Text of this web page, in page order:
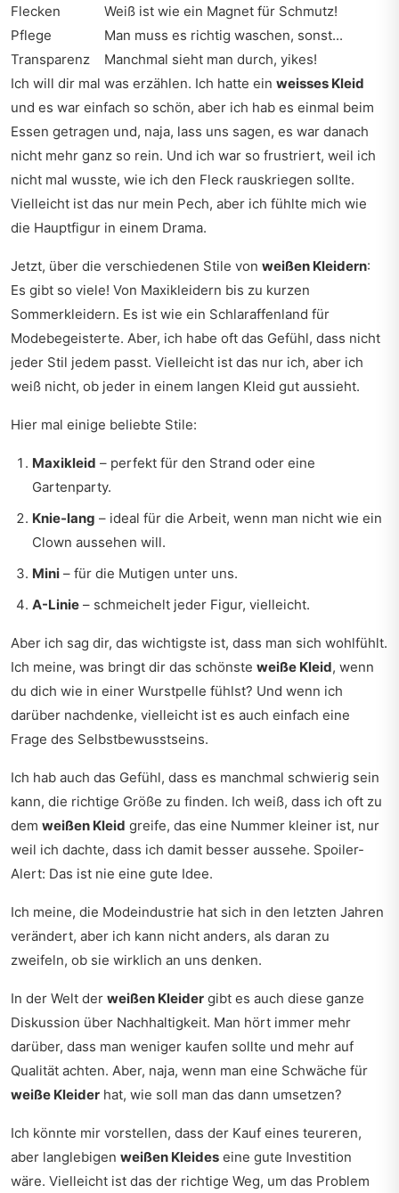
Flecken
Weiß ist wie ein Magnet für Schmutz!
Pflege
Man muss es richtig waschen, sonst...
Transparenz
Manchmal sieht man durch, yikes!
Ich will dir mal was erzählen. Ich hatte ein weisses Kleid
und es war einfach so schön, aber ich hab es einmal beim
Essen getragen und, naja, lass uns sagen, es war danach
nicht mehr ganz so rein. Und ich war so frustriert, weil ich
nicht mal wusste, wie ich den Fleck rauskriegen sollte.
Vielleicht ist das nur mein Pech, aber ich fühlte mich wie
die Hauptfigur in einem Drama.
Jetzt, über die verschiedenen Stile von weißen Kleidern:
Es gibt so viele! Von Maxikleidern bis zu kurzen
Sommerkleidern. Es ist wie ein Schlaraffenland für
Modebegeisterte. Aber, ich habe oft das Gefühl, dass nicht
jeder Stil jedem passt. Vielleicht ist das nur ich, aber ich
weiß nicht, ob jeder in einem langen Kleid gut aussieht.
Hier mal einige beliebte Stile:
Maxikleid – perfekt für den Strand oder eine
Gartenparty.
Knie-lang – ideal für die Arbeit, wenn man nicht wie ein
Clown aussehen will.
Mini – für die Mutigen unter uns.
A-Linie – schmeichelt jeder Figur, vielleicht.
Aber ich sag dir, das wichtigste ist, dass man sich wohlfühlt.
Ich meine, was bringt dir das schönste weiße Kleid, wenn
du dich wie in einer Wurstpelle fühlst? Und wenn ich
darüber nachdenke, vielleicht ist es auch einfach eine
Frage des Selbstbewusstseins.
Ich hab auch das Gefühl, dass es manchmal schwierig sein
kann, die richtige Größe zu finden. Ich weiß, dass ich oft zu
dem weißen Kleid greife, das eine Nummer kleiner ist, nur
weil ich dachte, dass ich damit besser aussehe. Spoiler-
Alert: Das ist nie eine gute Idee.
Ich meine, die Modeindustrie hat sich in den letzten Jahren
verändert, aber ich kann nicht anders, als daran zu
zweifeln, ob sie wirklich an uns denken.
In der Welt der weißen Kleider gibt es auch diese ganze
Diskussion über Nachhaltigkeit. Man hört immer mehr
darüber, dass man weniger kaufen sollte und mehr auf
Qualität achten. Aber, naja, wenn man eine Schwäche für
weiße Kleider hat, wie soll man das dann umsetzen?
Ich könnte mir vorstellen, dass der Kauf eines teureren,
aber langlebigen weißen Kleides eine gute Investition
wäre. Vielleicht ist das der richtige Weg, um das Problem